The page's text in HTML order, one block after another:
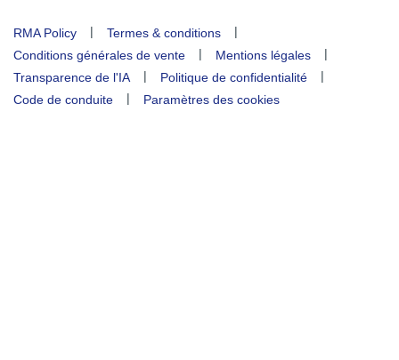
RMA Policy | Termes & conditions
|
Conditions générales de vente
| Mentions légales
|
Transparence de l'IA
| Politique de confidentialité
|
Code de conduite
| Paramètres des cookies